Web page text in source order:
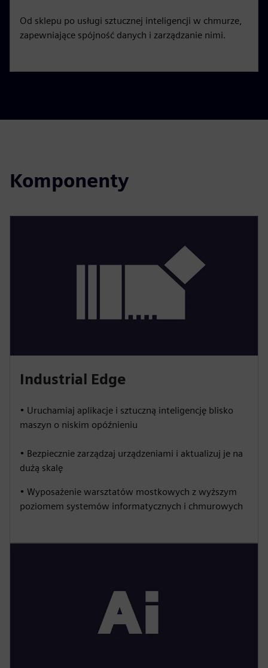
Od sklepu po usługi sztucznej inteligencji w chmurze,
zapewniające spójność danych i zarządzanie nimi.
Komponenty
Industrial Edge
• Uruchamiaj aplikacje i sztuczną inteligencję blisko
maszyn o niskim opóźnieniu
• Bezpiecznie zarządzaj urządzeniami i aktualizuj je na
dużą skalę
• Wyposażenie warsztatów mostkowych z wyższym
poziomem systemów informatycznych i chmurowych